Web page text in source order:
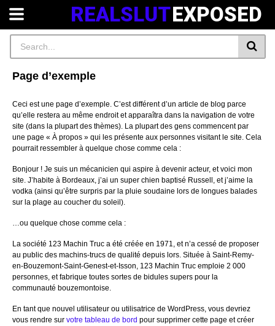
REALSLUTEXPOSED
Page d’exemple
Ceci est une page d’exemple. C’est différent d’un article de blog parce
qu’elle restera au même endroit et apparaîtra dans la navigation de votre
site (dans la plupart des thèmes). La plupart des gens commencent par
une page « À propos » qui les présente aux personnes visitant le site. Cela
pourrait ressembler à quelque chose comme cela :
Bonjour ! Je suis un mécanicien qui aspire à devenir acteur, et voici mon
site. J’habite à Bordeaux, j’ai un super chien baptisé Russell, et j’aime la
vodka (ainsi qu’être surpris par la pluie soudaine lors de longues balades
sur la plage au coucher du soleil).
…ou quelque chose comme cela :
La société 123 Machin Truc a été créée en 1971, et n’a cessé de proposer
au public des machins-trucs de qualité depuis lors. Située à Saint-Remy-
en-Bouzemont-Saint-Genest-et-Isson, 123 Machin Truc emploie 2 000
personnes, et fabrique toutes sortes de bidules supers pour la
communauté bouzemontoise.
En tant que nouvel utilisateur ou utilisatrice de WordPress, vous devriez
vous rendre sur votre tableau de bord pour supprimer cette page et créer